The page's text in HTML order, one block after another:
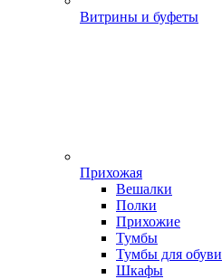
Витрины и буфеты
Прихожая
Вешалки
Полки
Прихожие
Тумбы
Тумбы для обуви
Шкафы